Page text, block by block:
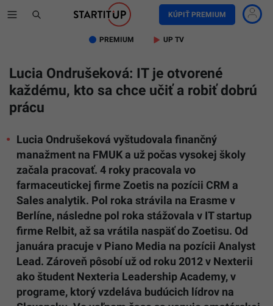
KÚPIŤ PREMIUM
PREMIUM UP TV
Lucia Ondrušeková: IT je otvorené
každému, kto sa chce učiť a robiť dobrú
prácu
Lucia Ondrušeková vyštudovala finančný
manažment na FMUK a už počas vysokej školy
začala pracovať. 4 roky pracovala vo
farmaceutickej firme Zoetis na pozícii CRM a
Sales analytik. Pol roka strávila na Erasme v
Berlíne, následne pol roka stážovala v IT startup
firme Relbit, až sa vrátila naspäť do Zoetisu. Od
januára pracuje v Piano Media na pozícii Analyst
Lead. Zároveň pôsobí už od roku 2012 v Nexterii
ako študent Nexteria Leadership Academy, v
programe, ktorý vzdeláva budúcich lídrov na